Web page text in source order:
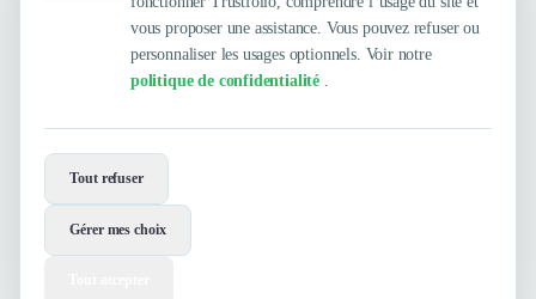
vous proposer une assistance. Vous pouvez refuser ou
personnaliser les usages optionnels. Voir notre
politique de confidentialité .
Tout refuser
Gérer mes choix
Trustfolio a authentifié les feedbacks suivants : large
catalogue de lieux, trouvent toujours une solution,
Contactez-les maintenant !